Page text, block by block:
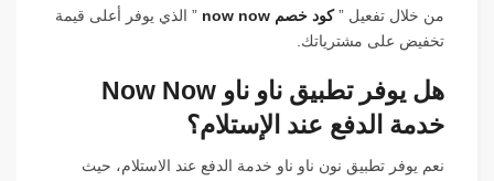
من خلال تفعيل ”كود خصم now now
” الذي يوفر أعلى قيمة
تخفيض على مشترياتك.
هل يوفر تطبيق ناو ناو Now Now
خدمة الدفع عند الإستلام؟
نعم يوفر تطبيق نون ناو ناو خدمة الدفع عند الاستلام، حيث